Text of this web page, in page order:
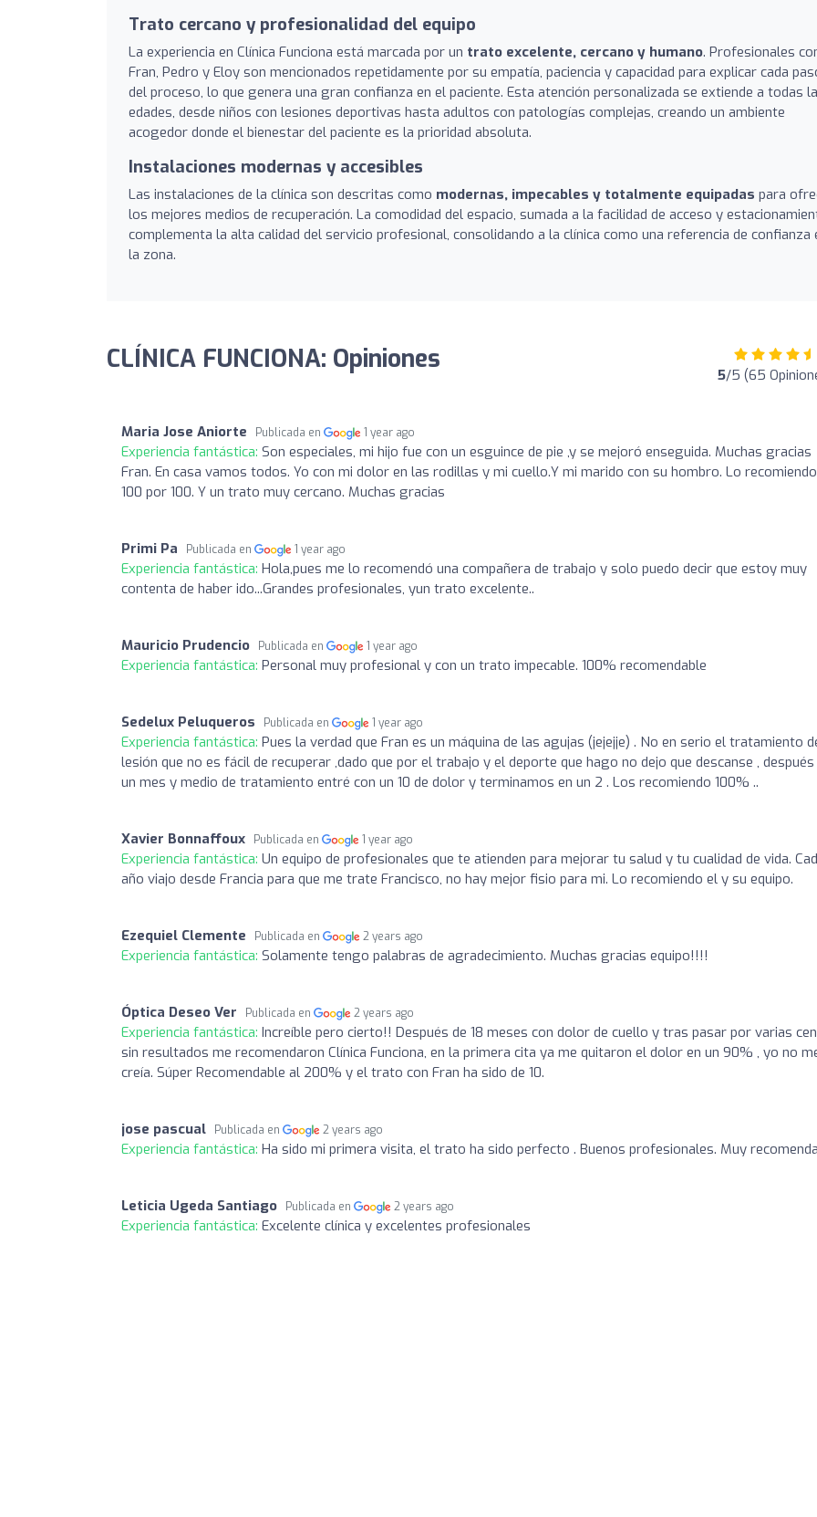
Trato cercano y profesionalidad del equipo
La experiencia en Clínica Funciona está marcada por un trato excelente, cercano y humano. Profesionales
Fran, Pedro y Eloy son mencionados repetidamente por su empatía, paciencia y capacidad para explicar cada
del proceso, lo que genera una gran confianza en el paciente. Esta atención personalizada se extiende a todas
edades, desde niños con lesiones deportivas hasta adultos con patologías complejas, creando un ambiente
acogedor donde el bienestar del paciente es la prioridad absoluta.
Instalaciones modernas y accesibles
Las instalaciones de la clínica son descritas como modernas, impecables y totalmente equipadas para
los mejores medios de recuperación. La comodidad del espacio, sumada a la facilidad de acceso y
complementa la alta calidad del servicio profesional, consolidando a la clínica como una referencia de confianza
la zona.
CLÍNICA FUNCIONA: Opiniones 5/5 (65
Maria Jose Aniorte Publicada en 1 year ago
Experiencia fantástica: Son especiales, mi hijo fue con un esguince de pie ,y se mejoró enseguida. Muchas gracias
Fran. En casa vamos todos. Yo con mi dolor en las rodillas y mi cuello.Y mi marido con su hombro. Lo
100 por 100. Y un trato muy cercano. Muchas gracias
Primi Pa Publicada en 1 year ago
Experiencia fantástica: Hola,pues me lo recomendó una compañera de trabajo y solo puedo decir que estoy muy
contenta de haber ido...Grandes profesionales, yun trato excelente..
Mauricio Prudencio Publicada en 1 year ago
Experiencia fantástica: Personal muy profesional y con un trato impecable. 100% recomendable
Sedelux Peluqueros Publicada en 1 year ago
Experiencia fantástica: Pues la verdad que Fran es un máquina de las agujas (jejejje) . No en serio el tratamiento
lesión que no es fácil de recuperar ,dado que por el trabajo y el deporte que hago no dejo que descanse , después
un mes y medio de tratamiento entré con un 10 de dolor y terminamos en un 2 . Los recomiendo 100% ..
Xavier Bonnaffoux Publicada en 1 year ago
Experiencia fantástica: Un equipo de profesionales que te atienden para mejorar tu salud y tu cualidad de vida.
año viajo desde Francia para que me trate Francisco, no hay mejor fisio para mi. Lo recomiendo el y su equipo.
Ezequiel Clemente Publicada en 2 years ago
Experiencia fantástica: Solamente tengo palabras de agradecimiento. Muchas gracias equipo!!!!
Óptica Deseo Ver Publicada en 2 years ago
Experiencia fantástica: Increíble pero cierto!! Después de 18 meses con dolor de cuello y tras pasar por varias
sin resultados me recomendaron Clínica Funciona, en la primera cita ya me quitaron el dolor en un 90% , yo no
creía. Súper Recomendable al 200% y el trato con Fran ha sido de 10.
jose pascual Publicada en 2 years ago
Experiencia fantástica: Ha sido mi primera visita, el trato ha sido perfecto . Buenos profesionales. Muy
Leticia Ugeda Santiago Publicada en 2 years ago
Experiencia fantástica: Excelente clínica y excelentes profesionales